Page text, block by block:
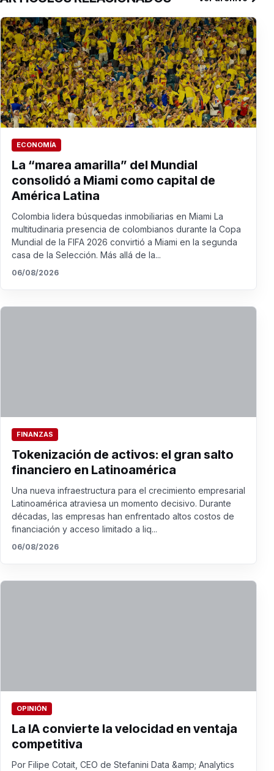
ECONOMÍA
La “marea amarilla” del Mundial
consolidó a Miami como capital de
América Latina
Colombia lidera búsquedas inmobiliarias en Miami La
multitudinaria presencia de colombianos durante la Copa
Mundial de la FIFA 2026 convirtió a Miami en la segunda
casa de la Selección. Más allá de la...
06/08/2026
FINANZAS
Tokenización de activos: el gran salto
financiero en Latinoamérica
Una nueva infraestructura para el crecimiento empresarial
Latinoamérica atraviesa un momento decisivo. Durante
décadas, las empresas han enfrentado altos costos de
financiación y acceso limitado a liq...
06/08/2026
OPINIÓN
La IA convierte la velocidad en ventaja
competitiva
Por Filipe Cotait, CEO de Stefanini Data &amp; Analytics